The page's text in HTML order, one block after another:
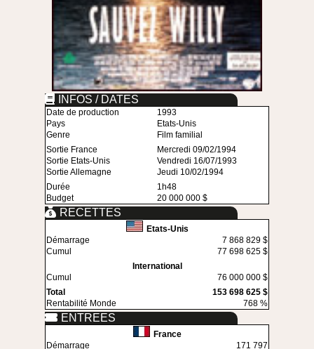
INFOS / DATES
Date de production
1993
Pays
Etats-Unis
Genre
Film familial
Sortie France
Mercredi 09/02/1994
Sortie Etats-Unis
Vendredi 16/07/1993
Sortie Allemagne
Jeudi 10/02/1994
Durée
1h48
Budget
20 000 000 $
RECETTES
Etats-Unis
Démarrage
7 868 829 $
Cumul
77 698 625 $
International
Cumul
76 000 000 $
Total
153 698 625 $
Rentabilité Monde
768 %
ENTREES
France
Démarrage
171 797